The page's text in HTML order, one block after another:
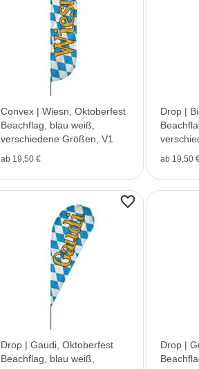
Convex | Wiesn, Oktoberfest
Beachflag, blau weiß,
verschiedene Größen, V1
ab 19,50 €
Drop |
ab 19,50
Drop | Gaudi, Oktoberfest
Beachflag, blau weiß,
Drop |